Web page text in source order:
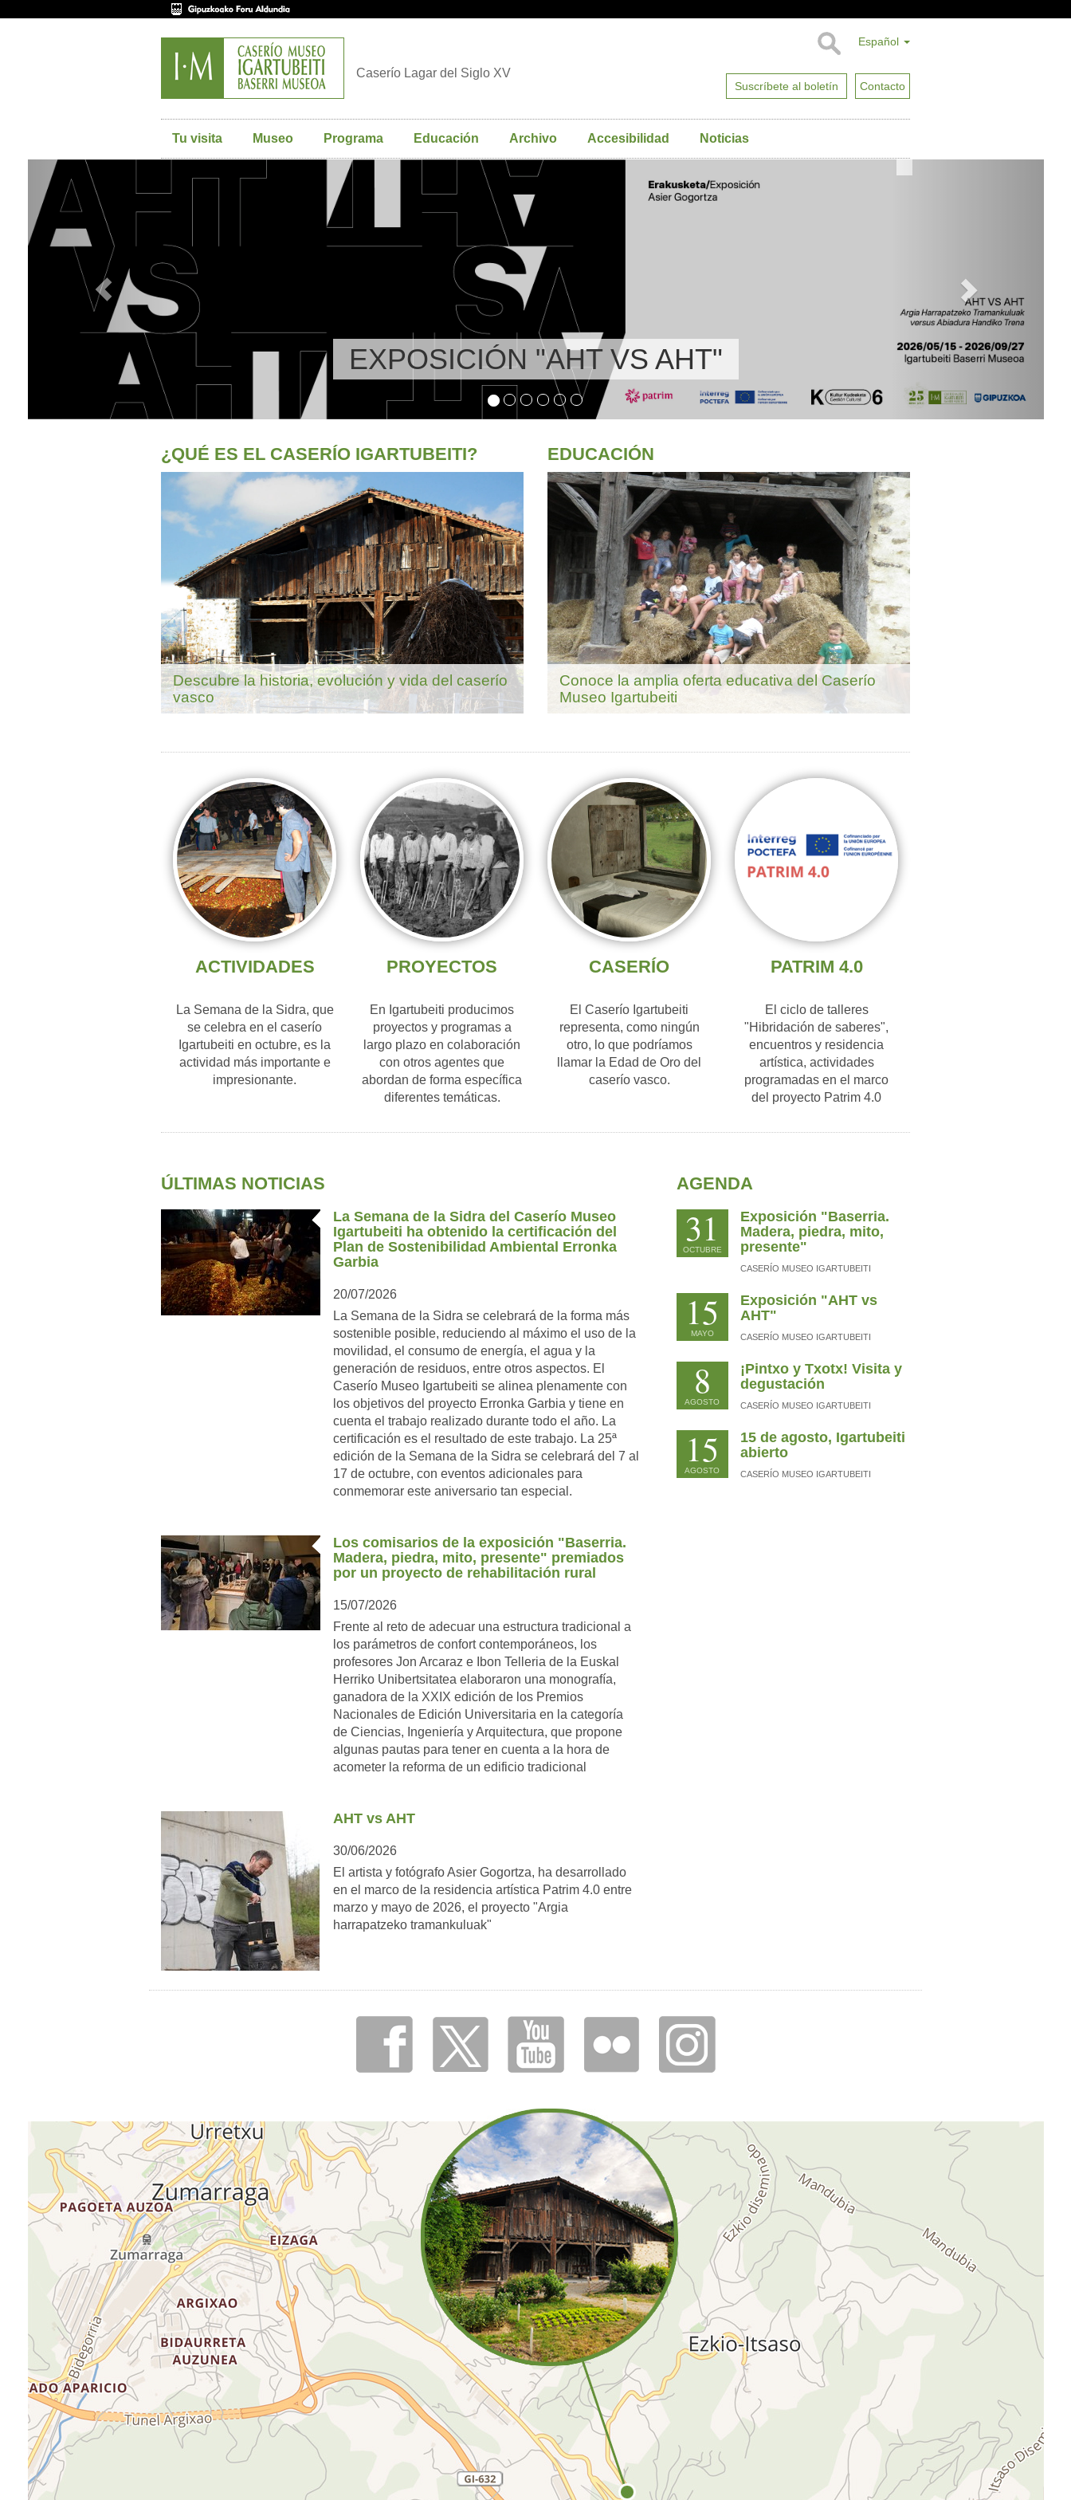
Español
Suscríbete al boletín Contacto
Caserío Lagar del Siglo XV
Tu visita Museo Programa Educación Archivo Accesibilidad Noticias
Del 1 de marzo al 31 de octubre:
EXPOSICIÓN "BASERRIA. MADERA, PIEDRA, MITO,
PRESENTE"
¿QUÉ ES EL CASERÍO IGARTUBEITI?
Descubre la historia, evolución y vida del caserío
vasco
EDUCACIÓN
Conoce la amplia oferta educativa del Caserío
Museo Igartubeiti
ACTIVIDADES
La Semana de la Sidra, que
se celebra en el caserío
Igartubeiti en octubre, es la
actividad más importante e
impresionante.
PROYECTOS
En Igartubeiti producimos
proyectos y programas a
largo plazo en colaboración
con otros agentes que
abordan de forma específica
diferentes temáticas.
CASERÍO
El Caserío Igartubeiti
representa, como ningún
otro, lo que podríamos
llamar la Edad de Oro del
caserío vasco.
PATRIM 4.0
El ciclo de talleres
"Hibridación de saberes",
encuentros y residencia
artística, actividades
programadas en el marco
del proyecto Patrim 4.0
ÚLTIMAS NOTICIAS
La Semana de la Sidra del Caserío Museo
Igartubeiti ha obtenido la certificación del
Plan de Sostenibilidad Ambiental Erronka
Garbia
20/07/2026
La Semana de la Sidra se celebrará de la forma más
sostenible posible, reduciendo al máximo el uso de la
movilidad, el consumo de energía, el agua y la
generación de residuos, entre otros aspectos. El
Caserío Museo Igartubeiti se alinea plenamente con
los objetivos del proyecto Erronka Garbia y tiene en
cuenta el trabajo realizado durante todo el año. La
certificación es el resultado de este trabajo. La 25ª
edición de la Semana de la Sidra se celebrará del 7 al
17 de octubre, con eventos adicionales para
conmemorar este aniversario tan especial.
Los comisarios de la exposición "Baserria.
Madera, piedra, mito, presente" premiados
por un proyecto de rehabilitación rural
15/07/2026
Frente al reto de adecuar una estructura tradicional a
los parámetros de confort contemporáneos, los
profesores Jon Arcaraz e Ibon Telleria de la Euskal
Herriko Unibertsitatea elaboraron una monografía,
ganadora de la XXIX edición de los Premios
Nacionales de Edición Universitaria en la categoría
de Ciencias, Ingeniería y Arquitectura, que propone
algunas pautas para tener en cuenta a la hora de
acometer la reforma de un edificio tradicional
AHT vs AHT
30/06/2026
El artista y fotógrafo Asier Gogortza, ha desarrollado
en el marco de la residencia artística Patrim 4.0 entre
marzo y mayo de 2026, el proyecto "Argia
harrapatzeko tramankuluak"
AGENDA
31
OCTUBRE
Exposición "Baserria.
Madera, piedra, mito,
presente"
CASERÍO MUSEO IGARTUBEITI
15
MAYO
Exposición "AHT vs
AHT"
CASERÍO MUSEO IGARTUBEITI
8
AGOSTO
¡Pintxo y Txotx! Visita y
degustación
CASERÍO MUSEO IGARTUBEITI
15
AGOSTO
15 de agosto, Igartubeiti
abierto
CASERÍO MUSEO IGARTUBEITI